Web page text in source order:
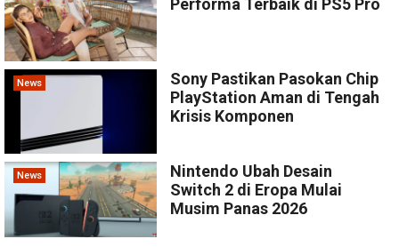
Performa Terbaik di PS5 Pro
News
Sony Pastikan Pasokan Chip
PlayStation Aman di Tengah
Krisis Komponen
News
Nintendo Ubah Desain
Switch 2 di Eropa Mulai
Musim Panas 2026